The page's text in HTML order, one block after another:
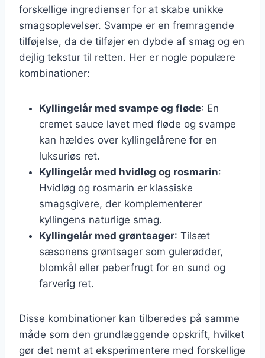
forskellige ingredienser for at skabe unikke
smagsoplevelser. Svampe er en fremragende
tilføjelse, da de tilføjer en dybde af smag og en
dejlig tekstur til retten. Her er nogle populære
kombinationer:
Kyllingelår med svampe og fløde: En
cremet sauce lavet med fløde og svampe
kan hældes over kyllingelårene for en
luksuriøs ret.
Kyllingelår med hvidløg og rosmarin:
Hvidløg og rosmarin er klassiske
smagsgivere, der komplementerer
kyllingens naturlige smag.
Kyllingelår med grøntsager: Tilsæt
sæsonens grøntsager som gulerødder,
blomkål eller peberfrugt for en sund og
farverig ret.
Disse kombinationer kan tilberedes på samme
måde som den grundlæggende opskrift, hvilket
gør det nemt at eksperimentere med forskellige